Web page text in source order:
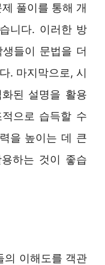
풀이를 통해 개
니다. 이러한 방
들이 문법을 더
. 마지막으로, 시
된 설명을 활용
으로 습득할 수
을 높이는 데 큰
하는 것이 좋습
의 이해도를 객관